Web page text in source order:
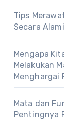
Tips
Secara Alami
Mengapa
Melakukan
Menghargai
Mata dan
Pentingnya